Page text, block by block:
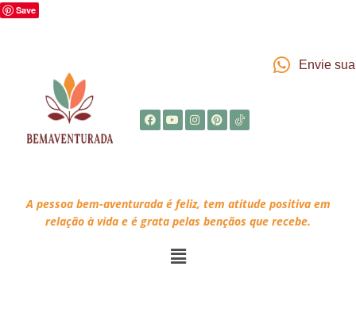
Save
Envie
A pessoa bem-aventurada é feliz, tem atitude positiva em
relação à vida e é grata pelas bençãos que recebe.